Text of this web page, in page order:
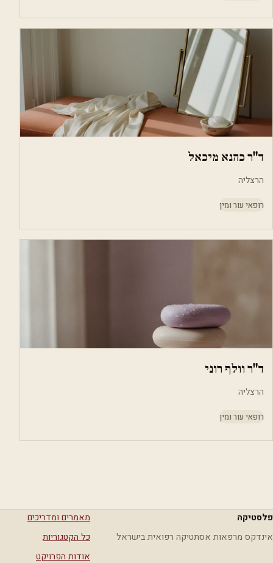
ד"ר כהנא מיכאל
הרצליה
רופאי עור ומין
ד"ר וולף רוני
הרצליה
רופאי עור ומין
פלסטיקה
אינדקס מרפאות אסתטיקה רפואית בישראל
מאמרים ומדריכים
כל הקטגוריות
אודות הפרויקט